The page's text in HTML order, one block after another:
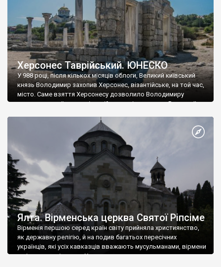
Херсонес Таврійський. ЮНЕСКО
У 988 році, після кількох місяців облоги, Великий київський
князь Володимир захопив Херсонес, візантійське, на той час,
місто. Саме взяття Херсонесу дозволило Володимиру
диктувати свої умови візантійському імператору Василю ІІ, та
Херсонесі Володимир-язичник, став Василем-християнином.
А потім було Хрещення Русі. На честь Херсонесу Таврійського
Ялта. Вірменська церква Святої Ріпсіме
Вірменія першою серед країн світу прийняла християнство,
як державну релігію, й на подив багатьох пересічних
українців, які усіх кавказців вважають мусульманами, вірмени
є відданими вірянами Христа